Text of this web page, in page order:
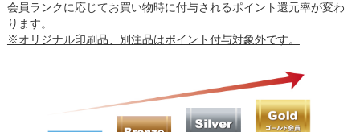
会員ランクに応じてお買い物時に付与されるポイント還元率が変わ
ります。
※オリジナル印刷品、別注品はポイント付与対象外です。